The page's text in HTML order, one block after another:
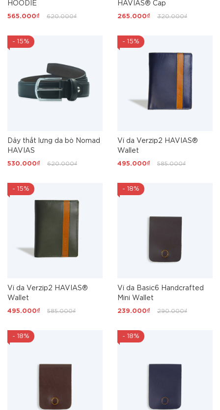
HOODIE
565.000₫ 620.000₫
HAVIAS® Cap
265.000₫ 320.000₫
- 15%
Dây thắt lưng da bò Nomad
HAVIAS
530.000₫ 620.000₫
- 15%
Ví da Verzip2 HAVIAS®
Wallet
495.000₫ 585.000₫
- 15%
Ví da Verzip2 HAVIAS®
Wallet
495.000₫ 585.000₫
- 18%
Ví da Basic6 Handcrafted
Mini Wallet
239.000₫ 290.000₫
- 18% - 18%